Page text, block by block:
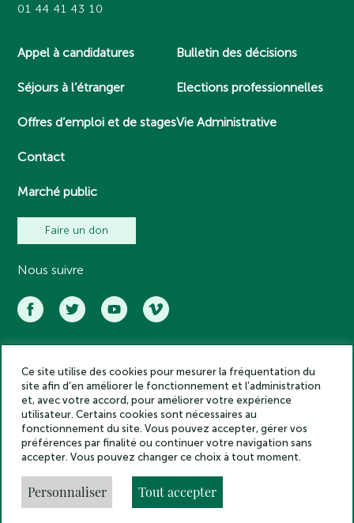
01 44 41 43 10
Appel à candidatures
Séjours à l’étranger
Offres d’emploi et de stages
Contact
Marché public
Bulletin des décisions
Elections professionnelles
Vie Administrative
Faire un don
Nous suivre
Académie des inscriptions et belles lettres – Tous droits réservés
2025
Politique de confidentialité
Mentions légales
Crédits
Gestion des cookies
Made by
Ce site utilise des cookies pour mesurer la fréquentation du
site afin d’en améliorer le fonctionnement et l’administration
et, avec votre accord, pour améliorer votre expérience
utilisateur. Certains cookies sont nécessaires au
fonctionnement du site. Vous pouvez accepter, gérer vos
préférences par finalité ou continuer votre navigation sans
accepter. Vous pouvez changer ce choix à tout moment.
Personnaliser Tout accepter